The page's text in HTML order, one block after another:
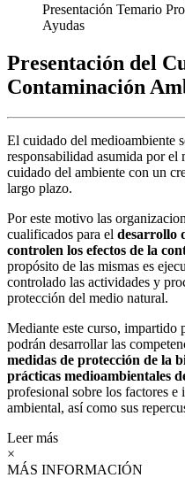
Presentación Temario
Ayudas
Presentación del
Contaminación
El cuidado del medioambiente
responsabilidad asumida por el
cuidado del ambiente con un
largo plazo.
Por este motivo las
cualificados para el desarrollo
controlen los efectos de la
propósito de las mismas es
controlado las actividades y
protección del medio natural.
Mediante este curso, impartido
podrán desarrollar las
medidas de protección de la
prácticas medioambientales
profesional sobre los factores
ambiental, así como sus
Leer más
×
MÁS INFORMACIÓN